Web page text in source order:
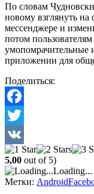
По словам
новому взглянуть
мессенджере и
потом
умопомрачительные
приложении для
Поделиться:
Facebook
Twitter
VK
5,00 out of 5)
Loading...
Метки: Android